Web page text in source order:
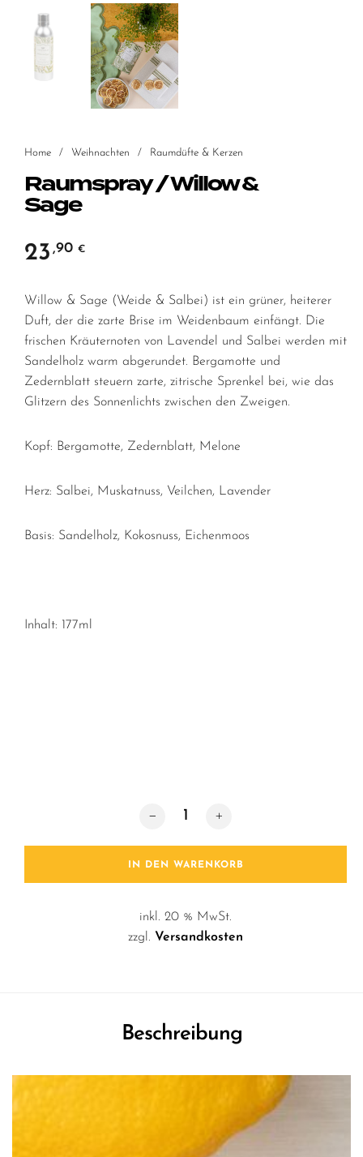
Home / Weihnachten / Raumdüfte & Kerzen
Raumspray / Willow &
Sage
23 ,90 €
Willow & Sage (Weide & Salbei) ist ein grüner, heiterer
Duft, der die zarte Brise im Weidenbaum einfängt. Die
frischen Kräuternoten von Lavendel und Salbei werden mit
Sandelholz warm abgerundet. Bergamotte und
Zedernblatt steuern zarte, zitrische Sprenkel bei, wie das
Glitzern des Sonnenlichts zwischen den Zweigen.
Kopf: Bergamotte, Zedernblatt, Melone
Herz: Salbei, Muskatnuss, Veilchen, Lavender
Basis: Sandelholz, Kokosnuss, Eichenmoos
Inhalt: 177ml
Raumspray / Willow & Sage Menge
IN DEN WARENKORB
inkl. 20 % MwSt.
zzgl. Versandkosten
Beschreibung